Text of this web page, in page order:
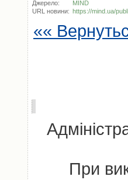
Джерело:
MIND
URL новини: https://mind.ua/
««
При